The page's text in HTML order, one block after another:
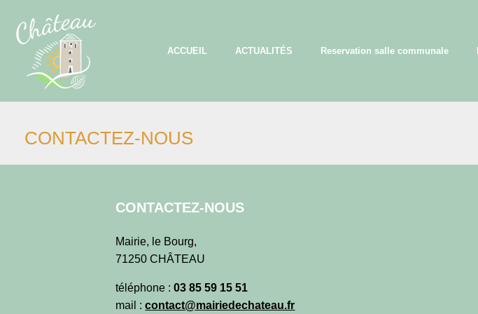
content
ACCUEIL
ACTUALITÉS Reservation salle communale
CONTACTEZ-NOUS
CONTACTEZ-NOUS
Mairie, le Bourg,
71250 CHÂTEAU
téléphone :03 85 59 15 51
mail :contact@mairiedechateau.fr